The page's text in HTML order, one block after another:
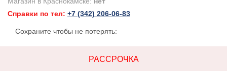
Справки по тел: +7 (342) 206-06-83
Сохраните чтобы не потерять:
РАССРОЧКА